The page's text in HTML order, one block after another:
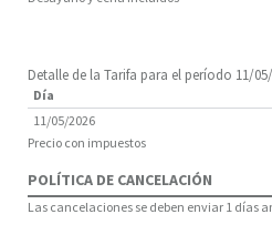
Detalle de la Tarifa para el período 11/
Día
11/05/2026
Precio con impuestos
POLÍTICA DE CANCELACIÓN
Las cancelaciones se deben enviar 1 días